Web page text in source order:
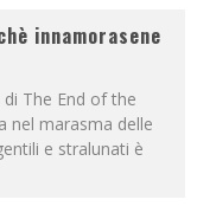
innamorasene
The End of the
nel marasma delle
e stralunati è